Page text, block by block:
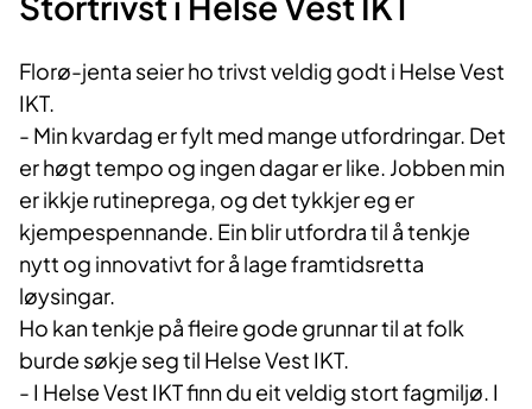
Florø-jenta seier ho trivst veldig godt i Helse Vest
IKT.
- Min kvardag er fylt med mange utfordringar. Det
er høgt tempo og ingen dagar er like. Jobben min
er ikkje rutineprega, og det tykkjer eg er
kjempespennande. Ein blir utfordra til å tenkje
nytt og innovativt for å lage framtidsretta
løysingar.
Ho kan tenkje på fleire gode grunnar til at folk
burde søkje seg til Helse Vest IKT.
- I Helse Vest IKT finn du eit veldig stort fagmiljø. I